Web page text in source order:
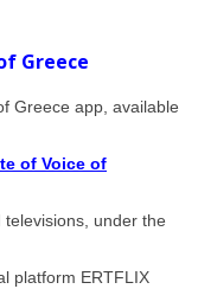
Greece
Greece app, available
of Voice of
under the
platform ERTFLIX